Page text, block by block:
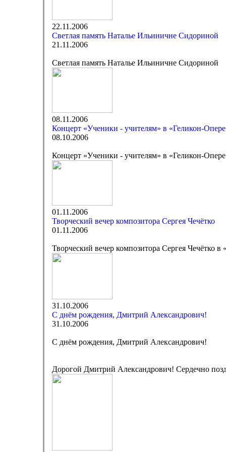
22.11.2006
Светлая память Наталье Ильиничне Сидориной
21.11.2006
Светлая память Наталье Ильиничне Сидориной
08.11.2006
Концерт «Ученики - учителям» в «Геликон-
08.10.2006
Концерт «Ученики - учителям» в «Геликон-
01.11.2006
Творческий вечер композитора Сергея Чечётко
01.11.2006
Творческий вечер композитора Сергея Чечётко в
31.10.2006
C днём рождения, Дмитрий Александрович!
31.10.2006
C днём рождения, Дмитрий Александрович!
Дорогой Дмитрий Александрович! Сердечно